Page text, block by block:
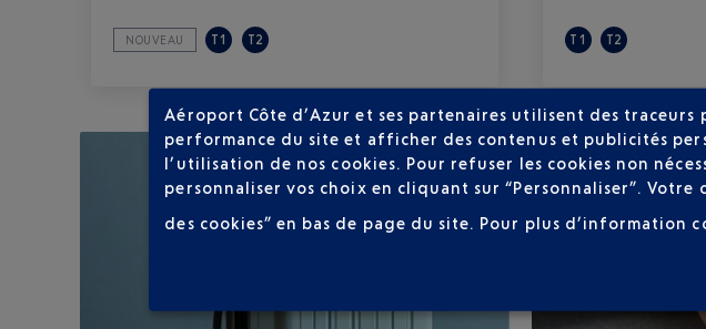
NOUVEAU T1 T2 T1 T2
Aéroport Côte d’Azur et ses partenaires utilisent des
performance du site et afficher des contenus et publicités
l’utilisation de nos cookies. Pour refuser les cookies non
personnaliser vos choix en cliquant sur “Personnaliser”.
des cookies” en bas de page du site. Pour plus d’information